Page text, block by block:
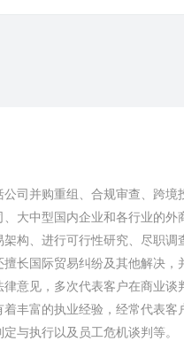
司并购重组、合规审查、跨
大中型国内企业和各行业的
构、进行可行性研究、尽职调
长国际贸易纠纷及其他解决
意见，多次代表客户在商业
丰富的执业经验，经常代表
与执行以及员工危机谈判等。